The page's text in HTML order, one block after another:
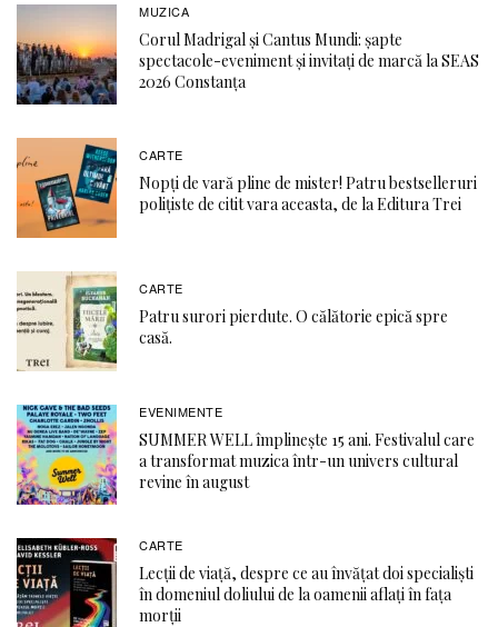
MUZICA
Corul Madrigal și Cantus Mundi: șapte
spectacole-eveniment și invitați de marcă la SEAS
2026 Constanța
CARTE
Nopți de vară pline de mister! Patru bestselleruri
polițiste de citit vara aceasta, de la Editura Trei
CARTE
Patru surori pierdute. O călătorie epică spre
casă.
EVENIMENTE
SUMMER WELL împlinește 15 ani. Festivalul care
a transformat muzica într-un univers cultural
revine în august
CARTE
Lecții de viață, despre ce au învățat doi specialiști
în domeniul doliului de la oamenii aflați în fața
morții